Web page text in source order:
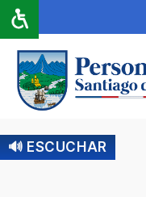
🔊 ESCUCHAR